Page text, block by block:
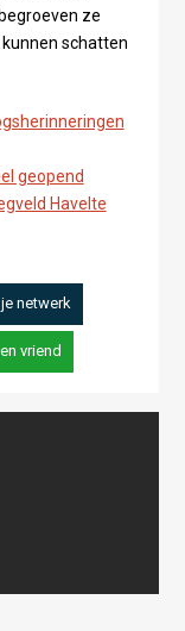
ze
schatten
geopend
Havelte
netwerk
vriend